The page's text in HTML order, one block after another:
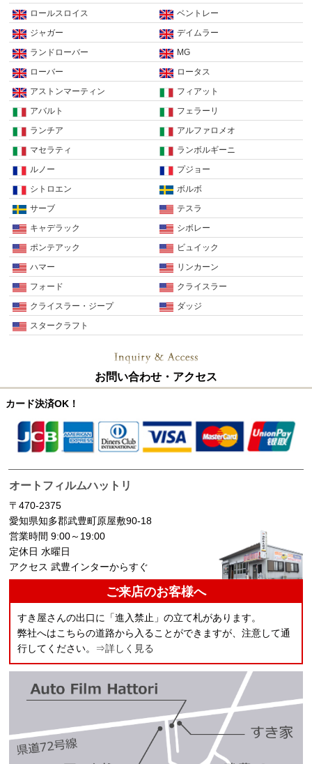
ロールスロイス
ベントレー
ジャガー
デイムラー
ランドローバー
MG
ローバー
ロータス
アストンマーティン
フィアット
アバルト
フェラーリ
ランチア
アルファロメオ
マセラティ
ランボルギーニ
ルノー
プジョー
シトロエン
ボルボ
サーブ
テスラ
キャデラック
シボレー
ポンテアック
ビュイック
ハマー
リンカーン
フォード
クライスラー
クライスラー・ジープ
ダッジ
スタークラフト
お問い合わせ・アクセス
カード決済OK！
オートフィルムハットリ
〒470-2375
愛知県知多郡武豊町原屋敷90-18
営業時間 9:00～19:00
定休日 水曜日
アクセス 武豊インターからすぐ
ご来店のお客様へ
すき屋さんの出口に「進入禁止」の立て札があります。
弊社へはこちらの道路から入ることができますが、注意して通
行してください。 ⇒詳しく見る